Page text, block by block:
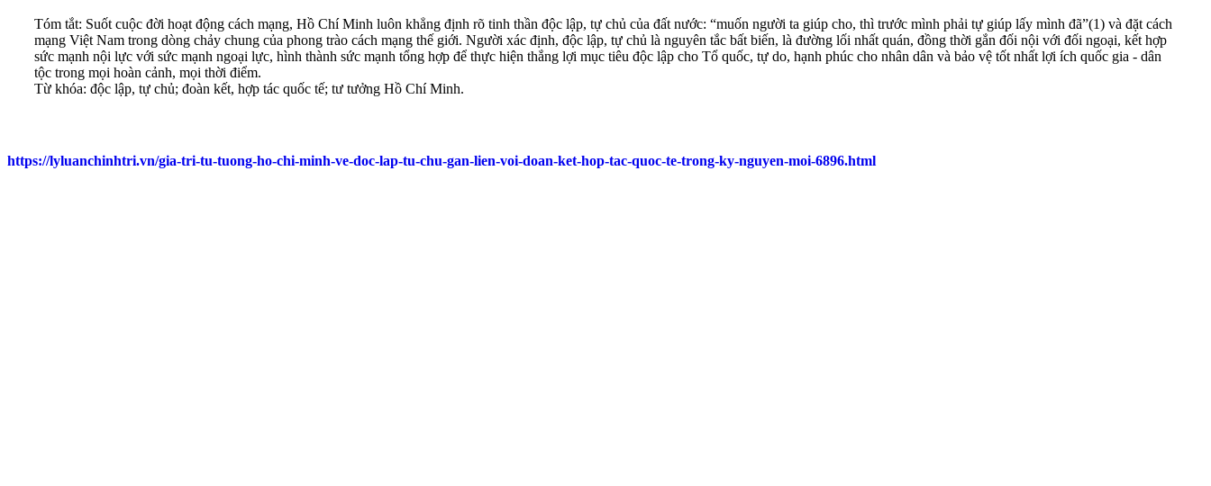
Tóm tắt: Suốt cuộc đời hoạt động cách mạng, Hồ Chí Minh luôn khẳng định rõ tinh thần độc lập, tự chủ của đất nước: “muốn người ta giúp cho, thì trước mình phải tự giúp lấy mình đã”(1) và đặt cách
mạng Việt Nam trong dòng chảy chung của phong trào cách mạng thế giới. Người xác định, độc lập, tự chủ là nguyên tắc bất biến, là đường lối nhất quán, đồng thời gắn đối nội với đối ngoại, kết hợp
sức mạnh nội lực với sức mạnh ngoại lực, hình thành sức mạnh tổng hợp để thực hiện thắng lợi mục tiêu độc lập cho Tổ quốc, tự do, hạnh phúc cho nhân dân và bảo vệ tốt nhất lợi ích quốc gia - dân
tộc trong mọi hoàn cảnh, mọi thời điểm.
Từ khóa: độc lập, tự chủ; đoàn kết, hợp tác quốc tế; tư tưởng Hồ Chí Minh.
https://lyluanchinhtri.vn/gia-tri-tu-tuong-ho-chi-minh-ve-doc-lap-tu-chu-gan-lien-voi-doan-ket-hop-tac-quoc-te-trong-ky-nguyen-moi-6896.html